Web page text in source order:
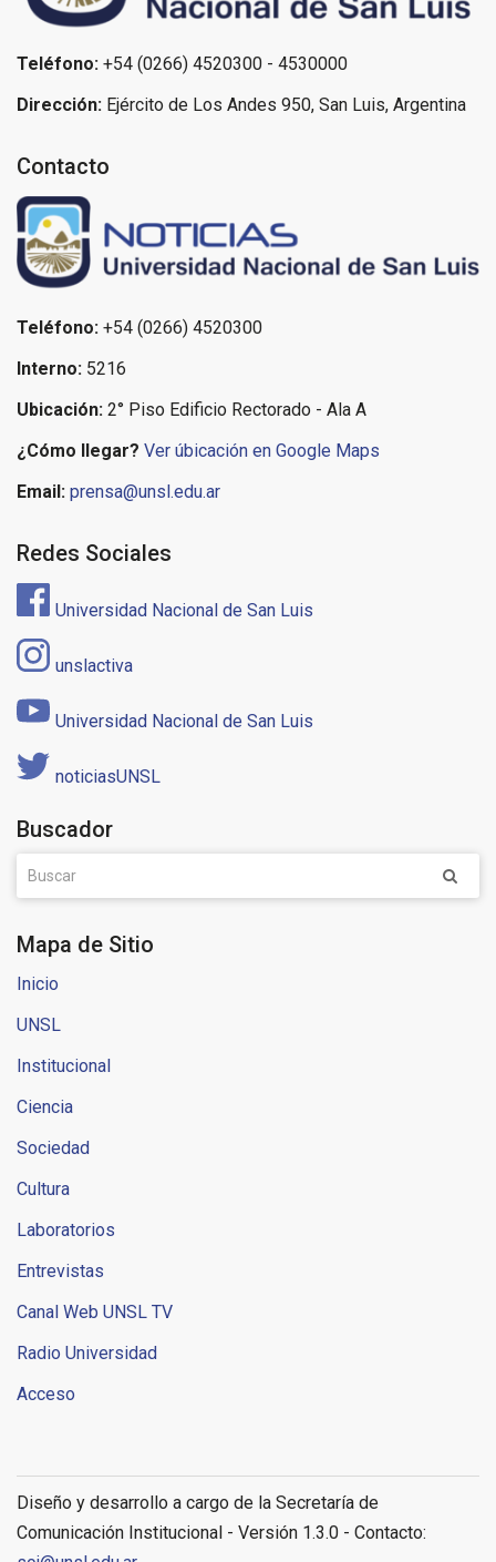
Teléfono: +54 (0266) 4520300 - 4530000
Dirección: Ejército de Los Andes 950, San Luis, Argentina
Contacto
Teléfono: +54 (0266) 4520300
Interno: 5216
Ubicación: 2° Piso Edificio Rectorado - Ala A
¿Cómo llegar? Ver úbicación en Google Maps
Email: prensa@unsl.edu.ar
Redes Sociales
Universidad Nacional de San Luis
unslactiva
Universidad Nacional de San Luis
noticiasUNSL
Buscador
Mapa de Sitio
Inicio
UNSL
Institucional
Ciencia
Sociedad
Cultura
Laboratorios
Entrevistas
Canal Web UNSL TV
Radio Universidad
Acceso
Diseño y desarrollo a cargo de la Secretaría de
Comunicación Institucional - Versión 1.3.0 - Contacto: